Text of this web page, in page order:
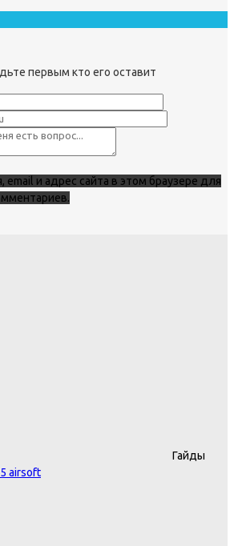
первым кто его оставит
email и адрес сайта в этом браузере для
Гайды
airsoft